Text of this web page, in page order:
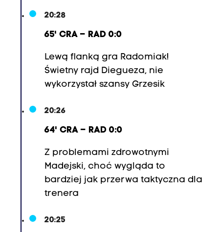
20:28
65' CRA – RAD 0:0
Lewą flanką gra Radomiak!
Świetny rajd Diegueza, nie
wykorzystał szansy Grzesik
20:26
64' CRA – RAD 0:0
Z problemami zdrowotnymi
Madejski, choć wygląda to
bardziej jak przerwa taktyczna dla
trenera
20:25